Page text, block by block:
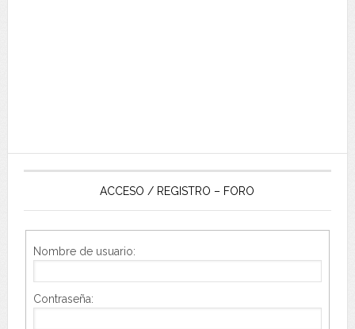
ACCESO / REGISTRO – FORO
Nombre de usuario:
Contraseña: